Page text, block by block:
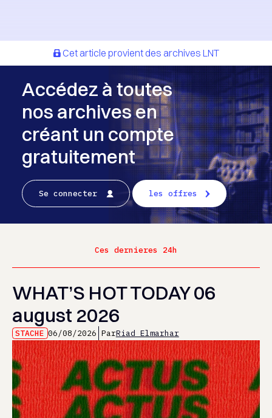
Cet article provient des archives LNT
Accédez à toutes
nos archives en
créant un compte
gratuitement
Se connecter les offres
Ces dernieres 24h
WHAT’S HOT TODAY 06
august 2026
STACHE 06/08/2026 ParRiad Elmarhar